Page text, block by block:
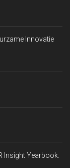
Innovatie
Insight Yearbook.